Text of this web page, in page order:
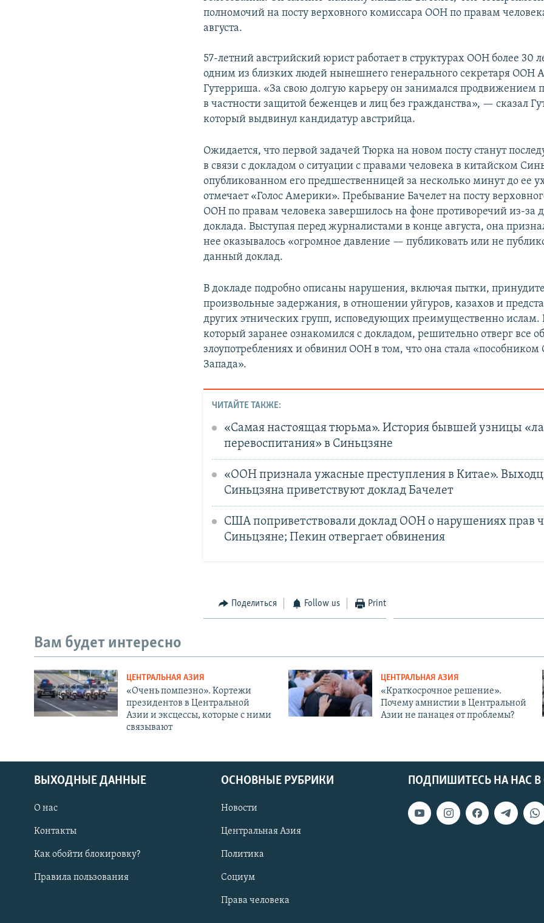
полномочий на посту верховного комиссара ООН по правам
августа.
57-летний австрийский юрист работает в структурах ООН более 30
одним из близких людей нынешнего генерального секретаря ООН
Гутерриша. «За свою долгую карьеру он занимался продвижением
в частности защитой беженцев и лиц без гражданства», — сказал
который выдвинул кандидатур австрийца.
Ожидается, что первой задачей Тюрка на новом посту станут
в связи с докладом о ситуации с правами человека в китайском
опубликованном его предшественницей за несколько минут до ее
отмечает «Голос Америки». Пребывание Бачелет на посту
ООН по правам человека завершилось на фоне противоречий из-за
доклада. Выступая перед журналистами в конце августа, она
нее оказывалось «огромное давление — публиковать или не
данный доклад.
В докладе подробно описаны нарушения, включая пытки,
произвольные задержания, в отношении уйгуров, казахов и
других этнических групп, исповедующих преимущественно
который заранее ознакомился с докладом, решительно отверг все
злоупотреблениях и обвинил ООН в том, что она стала
Запада».
ЧИТАЙТЕ ТАКЖЕ:
«Самая настоящая тюрьма». История бывшей узницы
перевоспитания» в Синьцзяне
«ООН признала ужасные преступления в Китае».
Синьцзяна приветствуют доклад Бачелет
США поприветствовали доклад ООН о нарушениях прав
Синьцзяне; Пекин отвергает обвинения
Поделиться Follow us Print
Вам будет интересно
ЦЕНТРАЛЬНАЯ АЗИЯ
«Очень помпезно». Кортежи
президентов в Центральной
Азии и эксцессы, которые с ними
связывают
ЦЕНТРАЛЬНАЯ АЗИЯ
«Краткосрочное решение».
Почему амнистии в Центральной
Азии не панацея от проблемы?
ПОДПИШИТЕСЬ НА НАС В
ВЫХОДНЫЕ ДАННЫЕ
О нас
Контакты
Как обойти блокировку?
Правила пользования
ОСНОВНЫЕ РУБРИКИ
Новости
Центральная Азия
Политика
Социум
Права человека